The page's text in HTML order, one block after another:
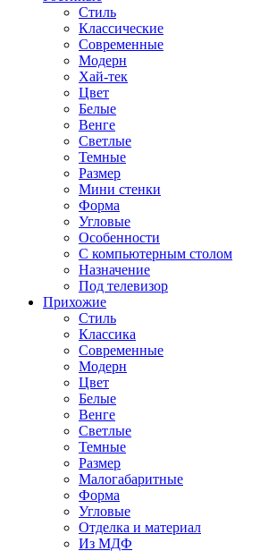
Стиль
Классические
Современные
Модерн
Хай-тек
Цвет
Белые
Венге
Светлые
Темные
Размер
Мини стенки
Форма
Угловые
Особенности
С компьютерным столом
Назначение
Под телевизор
Прихожие
Стиль
Классика
Современные
Модерн
Цвет
Белые
Венге
Светлые
Темные
Размер
Малогабаритные
Форма
Угловые
Отделка и материал
Из МДФ